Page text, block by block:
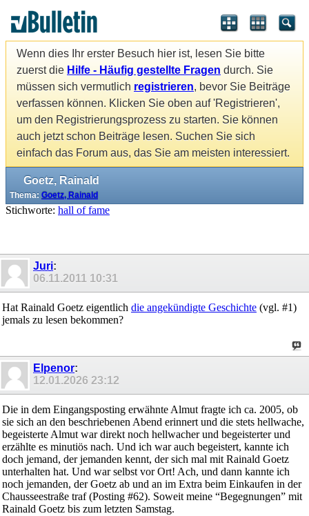
Wenn dies Ihr erster Besuch hier ist, lesen Sie bitte
zuerst die Hilfe - Häufig gestellte Fragen durch. Sie
müssen sich vermutlich registrieren, bevor Sie Beiträge
verfassen können. Klicken Sie oben auf 'Registrieren',
um den Registrierungsprozess zu starten. Sie können
auch jetzt schon Beiträge lesen. Suchen Sie sich
einfach das Forum aus, das Sie am meisten interessiert.
Goetz, Rainald
Thema: Goetz, Rainald
Stichworte: hall of fame
Juri:
06.11.2011 10:31
Hat Rainald Goetz eigentlich die angekündigte Geschichte (vgl. #1)
jemals zu lesen bekommen?
Elpenor:
12.01.2026 23:12
Die in dem Eingangsposting erwähnte Almut fragte ich ca. 2005, ob
sie sich an den beschriebenen Abend erinnert und die stets hellwache,
begeisterte Almut war direkt noch hellwacher und begeisterter und
erzählte es minutiös nach. Und ich war auch begeistert, kannte ich
doch jemand, der jemanden kennt, der sich mal mit Rainald Goetz
unterhalten hat. Und war selbst vor Ort! Ach, und dann kannte ich
noch jemanden, der Goetz ab und an im Extra beim Einkaufen in der
Chausseestraße traf (Posting #62). Soweit meine “Begegnungen” mit
Rainald Goetz bis zum letzten Samstag.